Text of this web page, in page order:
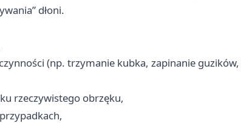
dłoni.
(np. trzymanie kubka, zapinanie guzików,
rzeczywistego obrzęku,